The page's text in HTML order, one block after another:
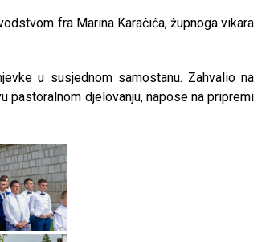
fra Marina Karačića, župnoga vikara
u susjednom samostanu. Zahvalio na
pastoralnom djelovanju, napose na pripremi